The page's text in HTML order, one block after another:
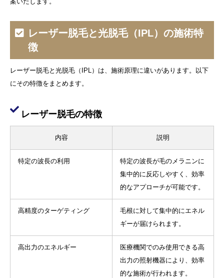
レーザー脱毛と光脱毛（IPL）の施術特
徴
レーザー脱毛と光脱毛（IPL）は、施術原理に違いがあります。以下
にその特徴をまとめます。
レーザー脱毛の特徴
内容 説明
特定の波長の利用
特定の波長が毛のメラニンに
集中的に反応しやすく、効率
的なアプローチが可能です。
高精度のターゲティング
毛根に対して集中的にエネル
ギーが届けられます。
高出力のエネルギー
医療機関でのみ使用できる高
出力の照射機器により、効率
的な施術が行われます。